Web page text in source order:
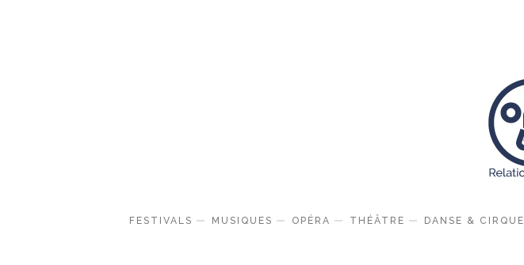
FESTIVALS MUSIQUES OPÉRA THÉÂTRE DANSE & CIRQUE